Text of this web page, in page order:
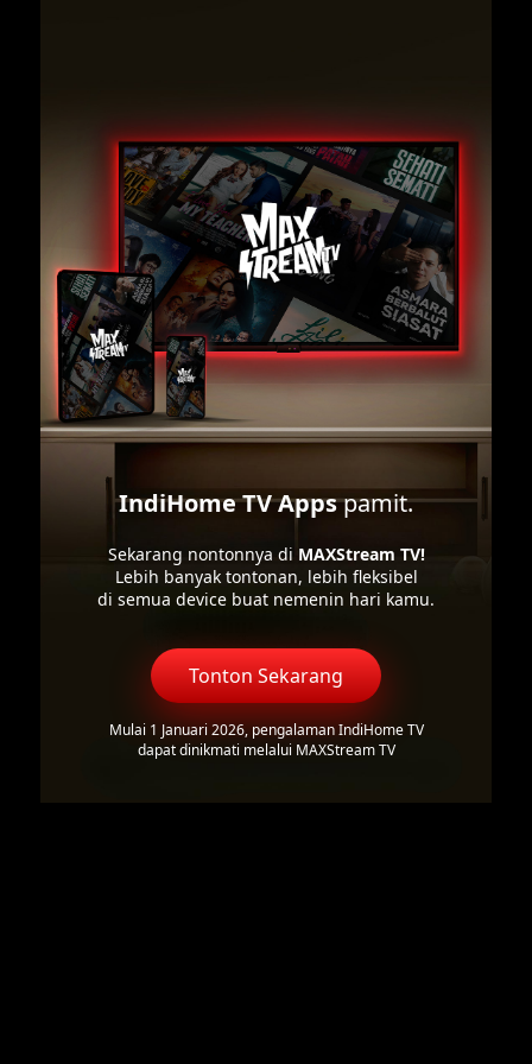
IndiHome TV Appspamit.
Sekarang nontonnya di MAXStream TV!
Lebih banyak tontonan, lebih fleksibel
di semua device buat nemenin hari kamu.
Tonton Sekarang
Mulai 1 Januari 2026, pengalaman IndiHome TV
dapat dinikmati melalui MAXStream TV